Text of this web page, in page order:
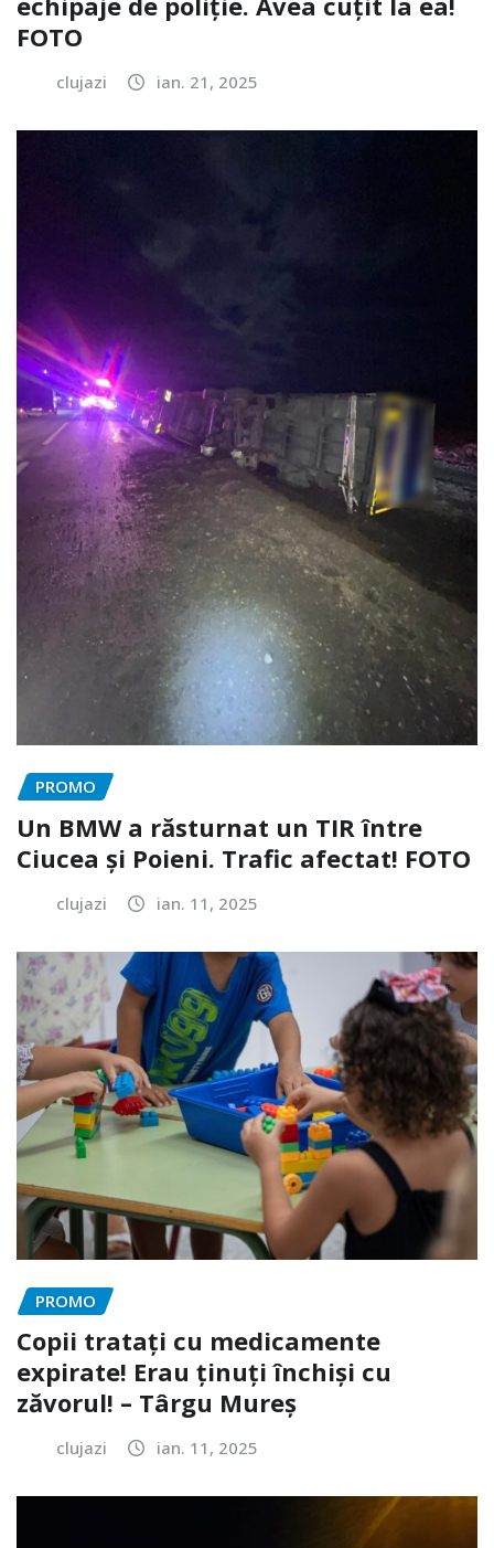
FOTO
clujazi ian. 21, 2025
PROMO
Un BMW a răsturnat un TIR între
Ciucea și Poieni. Trafic afectat! FOTO
clujazi ian. 11, 2025
PROMO
Copii tratați cu medicamente
expirate! Erau ținuți închiși cu
zăvorul! – Târgu Mureș
clujazi ian. 11, 2025